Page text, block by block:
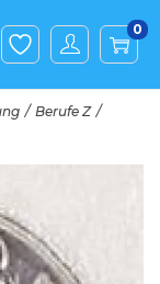
0
/ Berufe Z /